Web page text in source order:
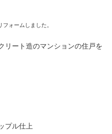
ォームしました。
リート造のマンションの住戸を
プル仕上